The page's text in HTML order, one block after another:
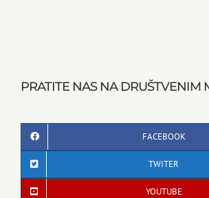
PRATITE NAS NA DRUŠTVENIM
FACEBOOK
TWITER
YOUTUBE